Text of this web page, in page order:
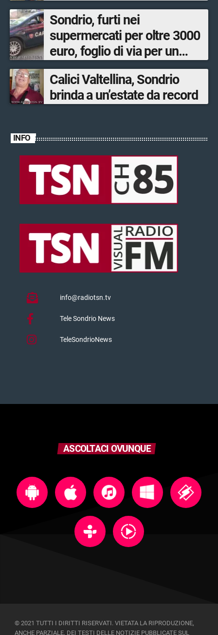
Sondrio, furti nei
supermercati per oltre 3000
euro, foglio di via per un
ventinovenne
Calici Valtellina, Sondrio
brinda a un’estate da record
INFO
info@radiotsn.tv
Tele Sondrio News
TeleSondrioNews
ASCOLTACI OVUNQUE
© 2021 TUTTI I DIRITTI RISERVATI. VIETATA LA RIPRODUZIONE,
ANCHE PARZIALE, DEI TESTI DELLE NOTIZIE PUBBLICATE SUL